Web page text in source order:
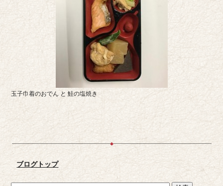
玉子巾着のおでん と 鮭の塩焼き
ブログトップ